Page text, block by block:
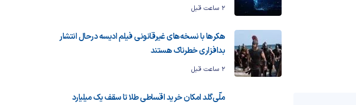
2 ساعت قبل
هکرها با نسخه‌های غیرقانونی فیلم ادیسه درحال انتشار
بدافزاری خطرناک هستند
2 ساعت قبل
ملّی‌گلد امکان خرید اقساطی طلا تا سقف یک میلیارد